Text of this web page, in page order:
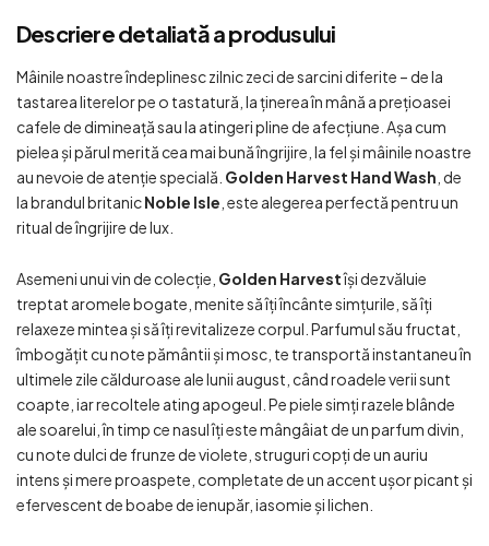
Descriere detaliată a produsului
Mâinile noastre îndeplinesc zilnic zeci de sarcini diferite – de la
tastarea literelor pe o tastatură, la ținerea în mână a prețioasei
cafele de dimineață sau la atingeri pline de afecțiune. Așa cum
pielea și părul merită cea mai bună îngrijire, la fel și mâinile noastre
au nevoie de atenție specială. Golden Harvest Hand Wash , de
la brandul britanicNoble Isle , este alegerea perfectă pentru un
ritual de îngrijire de lux.
Asemeni unui vin de colecție, Golden Harvestîși dezvăluie
treptat aromele bogate, menite să îți încânte simțurile, să îți
relaxeze mintea și să îți revitalizeze corpul. Parfumul său fructat,
îmbogățit cu note pământii și mosc, te transportă instantaneu în
ultimele zile călduroase ale lunii august, când roadele verii sunt
coapte, iar recoltele ating apogeul. Pe piele simți razele blânde
ale soarelui, în timp ce nasul îți este mângâiat de un parfum divin,
cu note dulci de frunze de violete, struguri copți de un auriu
intens și mere proaspete, completate de un accent ușor picant și
efervescent de boabe de ienupăr, iasomie și lichen.